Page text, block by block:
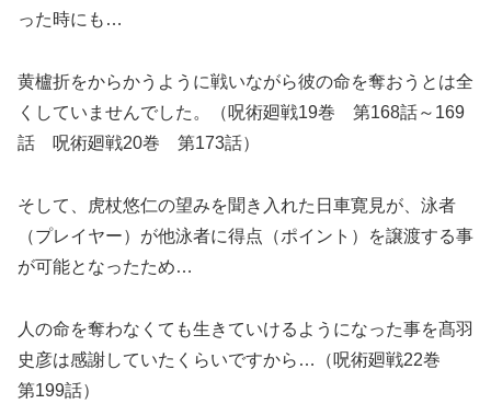
った時にも…
黄櫨折をからかうように戦いながら彼の命を奪おうとは全
くしていませんでした。（呪術廻戦19巻 第168話～169
話 呪術廻戦20巻 第173話）
そして、虎杖悠仁の望みを聞き入れた日車寛見が、泳者
（プレイヤー）が他泳者に得点（ポイント）を譲渡する事
が可能となったため…
人の命を奪わなくても生きていけるようになった事を髙羽
史彦は感謝していたくらいですから…（呪術廻戦22巻
第199話）